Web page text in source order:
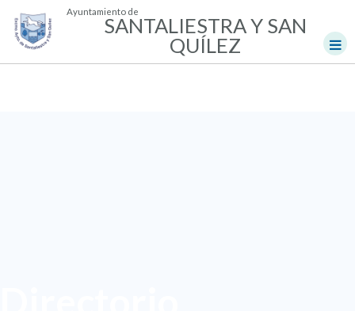
Ayuntamiento de
SANTALIESTRA Y SAN
QUÍLEZ